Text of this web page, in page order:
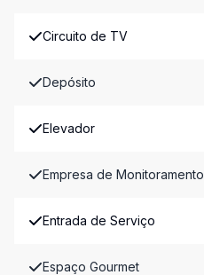
Circuito de TV
Depósito
Elevador
Empresa de Monitoramento
Entrada de Serviço
Espaço Gourmet